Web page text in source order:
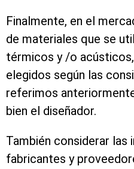
Finalmente, en el
de materiales que se
térmicos y /o
elegidos según las
referimos
bien el diseñador.
También considerar las
fabricantes y